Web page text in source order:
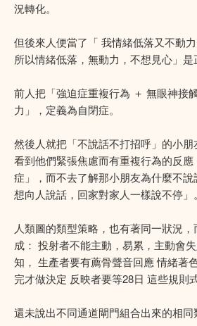
況轉化。
但後來人便當了「 我情緒低落又不動
所以情緒低落，無動力，不想見心」是
前人把「強迫症重複行為 ＋ 無眼神接
力」，定義為自閉症。
然後人就把「不說話不打招呼」的小朋
看到他們緊張焦慮而有重複行為的反
症」，而不去了解那小朋友為什麼不
想向人說話，回家對家人一樣說不停」。
人類圖的類型策略，也有著同一狀況
成： 投射者不能主動，易累，主動會
知， 生產者要有薦骨聲音回應 情緒著
完才做決定 反映者要等28日 這些規則
還未說出不同通道閘門組合出來的相同